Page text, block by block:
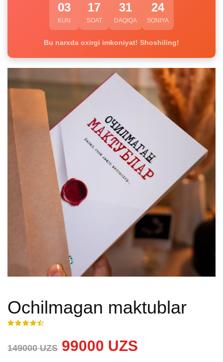
03
KUN
17
SOAT
31
DAQIQA
23
SONIYA
Bu narxda oxirgi imkoniyat! Shoshiling!
Ochilmagan maktublar
149000 UZS 99000 UZS